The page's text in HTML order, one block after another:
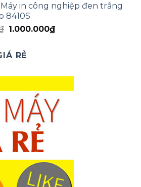
là:
1.500.000₫.
tại
1.000.000₫.
in công nghiệp đen trắng
8410S
Giá
là:
1.500.000₫.
1.000.000₫Giá
RẺ